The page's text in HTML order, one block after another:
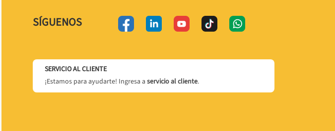
SÍGUENOS
SERVICIO AL CLIENTE
¡Estamos para ayudarte! Ingresa a servicio al cliente.